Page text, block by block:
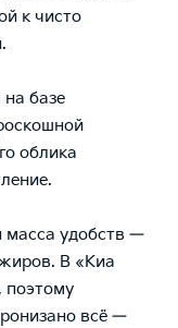
к чисто
базе
облика
масса удобств —
В «Киа
поэтому
всё —